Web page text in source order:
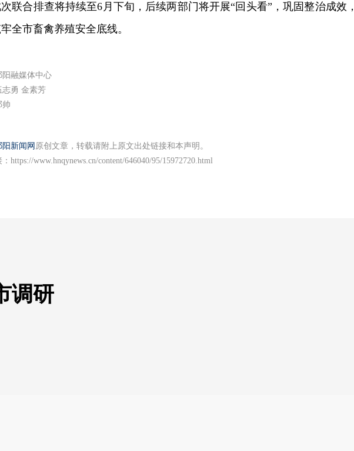
联合排查将持续至6月下旬，后续两部门将开展“回头看”，巩固整治成效，
全市畜禽养殖安全底线。
阳融媒体中心
志勇 金素芳
帅
阳新闻网 原创文章，转载请附上原文出处链接和本声明。
https://www.hnqynews.cn/content/646040/95/15972720.html
调研